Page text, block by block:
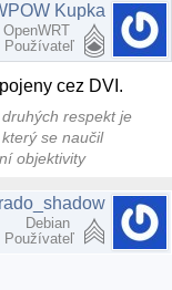
Kupka
Používateľ
cez DVI.
respekt je
se naučil
objektivity
rado_shadow
Debian
Používateľ